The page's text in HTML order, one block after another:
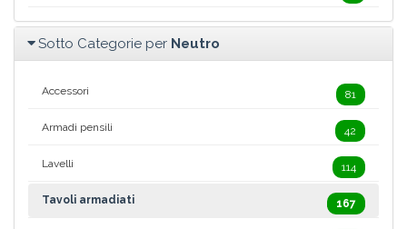
Sotto Categorie per Neutro
Accessori 81
Armadi pensili 42
Lavelli 114
Tavoli armadiati 167